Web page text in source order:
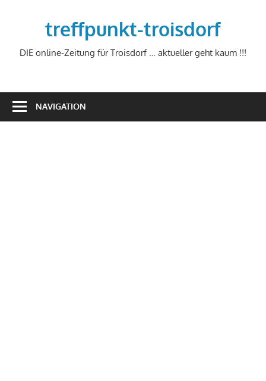
treffpunkt-troisdorf
DIE online-Zeitung für Troisdorf … aktueller geht kaum !!!
NAVIGATION